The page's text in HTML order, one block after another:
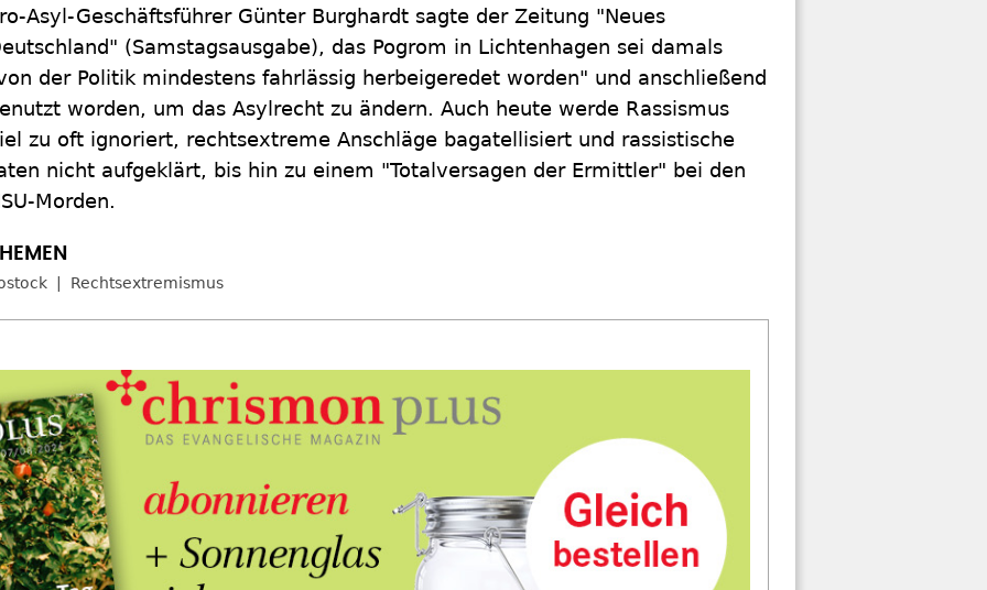
Asyl-Geschäftsführer Günter Burghardt sagte der Zeitung "Neues
(Samstagsausgabe), das Pogrom in Lichtenhagen sei damals
der Politik mindestens fahrlässig herbeigeredet worden" und anschließend
worden, um das Asylrecht zu ändern. Auch heute werde Rassismus
zu oft ignoriert, rechtsextreme Anschläge bagatellisiert und rassistische
nicht aufgeklärt, bis hin zu einem "Totalversagen der Ermittler" bei den
Morden.
Rechtsextremismus